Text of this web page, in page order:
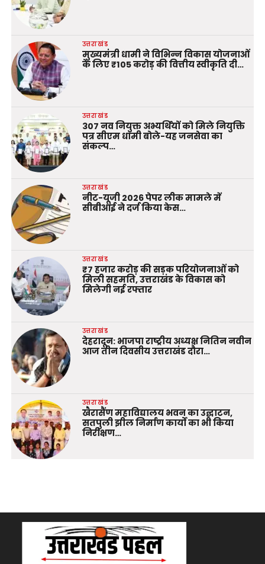
उत्तराखंड
मुख्यमंत्री धामी ने विभिन्न विकास योजनाओं
के लिए ₹105 करोड़ की वित्तीय स्वीकृति दी…
उत्तराखंड
307 नव नियुक्त अभ्यर्थियों को मिले नियुक्ति
पत्र सीएम धामी बोले-यह जनसेवा का
संकल्प…
उत्तराखंड
नीट-यूजी 2026 पेपर लीक मामले में
सीबीआई ने दर्ज किया केस…
उत्तराखंड
₹7 हजार करोड़ की सड़क परियोजनाओं को
मिली सहमति, उत्तराखंड के विकास को
मिलेगी नई रफ्तार
उत्तराखंड
देहरादून: भाजपा राष्ट्रीय अध्यक्ष नितिन नवीन
आज तीन दिवसीय उत्तराखंड दौरा…
उत्तराखंड
खैरासैंण महाविद्यालय भवन का उद्घाटन,
सतपुली झील निर्माण कार्यों का भी किया
निरीक्षण…